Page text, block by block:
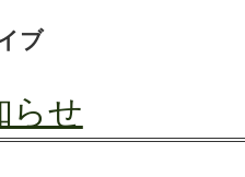
ブ
らせ